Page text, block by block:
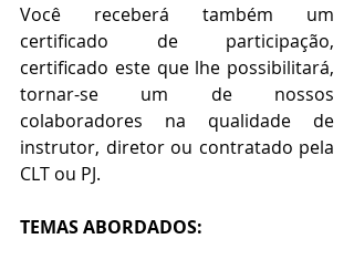
Você receberá também um
certificado de participação,
certificado este que lhe possibilitará,
tornar-se um de nossos
colaboradores na qualidade de
instrutor, diretor ou contratado pela
CLT ou PJ.
TEMAS ABORDADOS: